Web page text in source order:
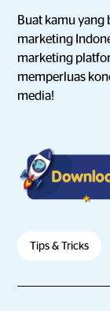
Buat kamu
marketing
marketing
memperluas
media!
Tips & Tricks